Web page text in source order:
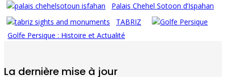
Palais Chehel Sotoon d’Ispahan
TABRIZ
Golfe Persique : Histoire et Actualité
La dernière mise à jour